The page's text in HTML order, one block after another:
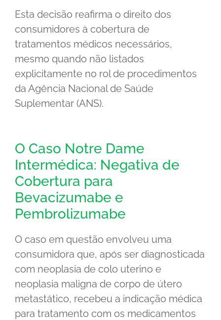
Esta decisão reafirma o direito dos
consumidores à cobertura de
tratamentos médicos necessários,
mesmo quando não listados
explicitamente no rol de procedimentos
da Agência Nacional de Saúde
Suplementar (ANS).
O Caso Notre Dame
Intermédica: Negativa de
Cobertura para
Bevacizumabe e
Pembrolizumabe
O caso em questão envolveu uma
consumidora que, após ser diagnosticada
com neoplasia de colo uterino e
neoplasia maligna de corpo de útero
metastático, recebeu a indicação médica
para tratamento com os medicamentos